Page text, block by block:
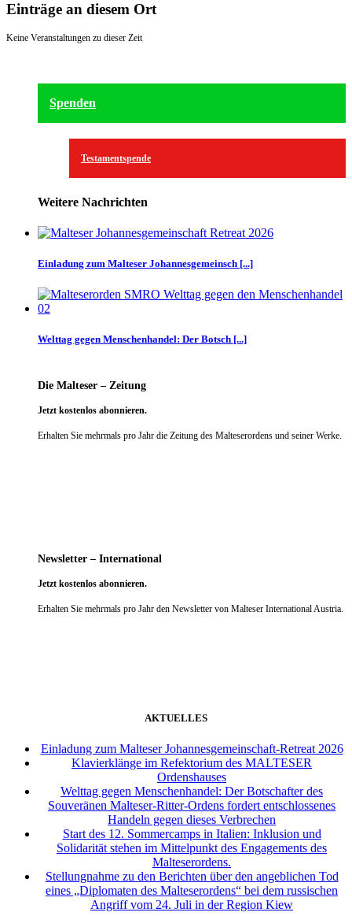
Einträge an diesem Ort
Keine Veranstaltungen zu dieser Zeit
Spenden
Testamentspende
Weitere Nachrichten
Einladung zum Malteser Johannesgemeinsch [...]
Welttag gegen Menschenhandel: Der Botsch [...]
Die Malteser – Zeitung
Jetzt kostenlos abonnieren.
Erhalten Sie mehrmals pro Jahr die Zeitung des Malteserordens und seiner Werke.
Newsletter – International
Jetzt kostenlos abonnieren.
Erhalten Sie mehrmals pro Jahr den Newsletter von Malteser International Austria.
AKTUELLES
Einladung zum Malteser Johannesgemeinschaft-Retreat 2026
Klavierklänge im Refektorium des MALTESER
Ordenshauses
Welttag gegen Menschenhandel: Der Botschafter des
Souveränen Malteser-Ritter-Ordens fordert entschlossenes
Handeln gegen dieses Verbrechen
Start des 12. Sommercamps in Italien: Inklusion und
Solidarität stehen im Mittelpunkt des Engagements des
Malteserordens.
Stellungnahme zu den Berichten über den angeblichen Tod
eines „Diplomaten des Malteserordens“ bei dem russischen
Angriff vom 24. Juli in der Region Kiew